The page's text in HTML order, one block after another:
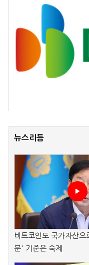
뉴스리듬
비트코인도 국가자산으
분' 기준은 숙제